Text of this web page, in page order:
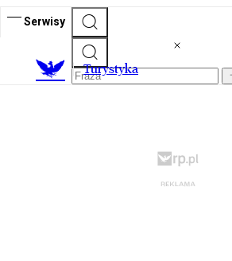
Serwisy
Turystyka